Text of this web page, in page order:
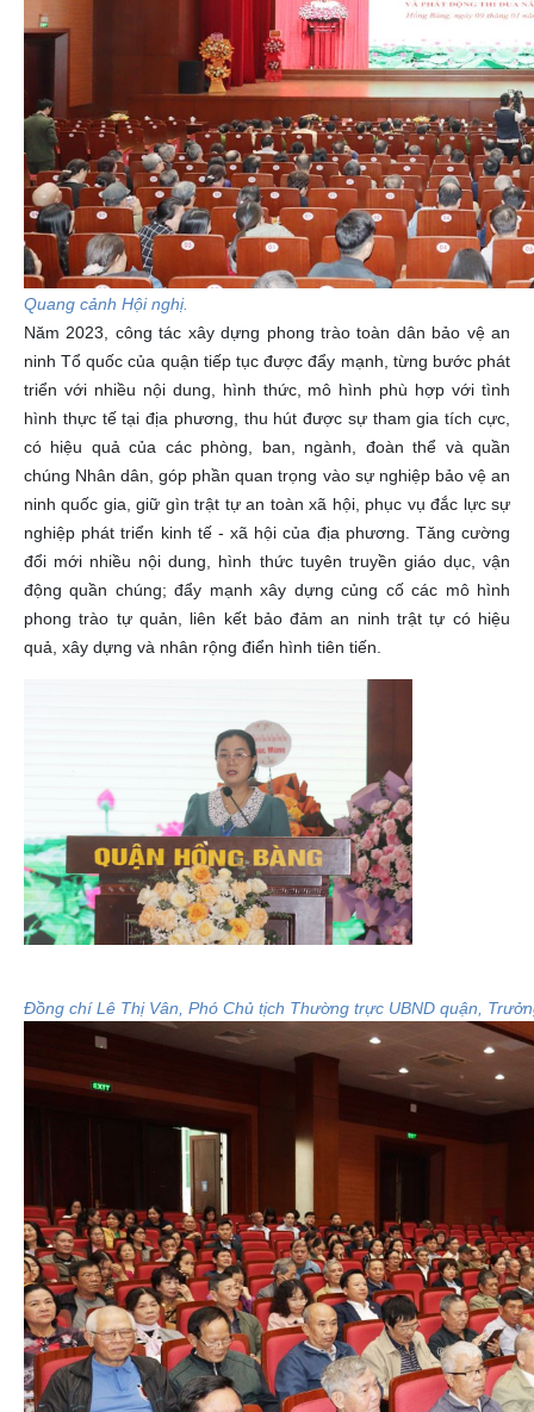
Quang cảnh Hội nghị.
Năm 2023, công tác xây dựng phong trào toàn dân bảo vệ an
ninh Tổ quốc của quận tiếp tục được đẩy mạnh, từng bước phát
triển với nhiều nội dung, hình thức, mô hình phù hợp với tình
hình thực tế tại địa phương, thu hút được sự tham gia tích cực,
có hiệu quả của các phòng, ban, ngành, đoàn thể và quần
chúng Nhân dân, góp phần quan trọng vào sự nghiệp bảo vệ an
ninh quốc gia, giữ gìn trật tự an toàn xã hội, phục vụ đắc lực sự
nghiệp phát triển kinh tế - xã hội của địa phương. Tăng cường
đổi mới nhiều nội dung, hình thức tuyên truyền giáo dục, vận
động quần chúng; đẩy mạnh xây dựng củng cố các mô hình
phong trào tự quản, liên kết bảo đảm an ninh trật tự có hiệu
quả, xây dựng và nhân rộng điển hình tiên tiến.
Đồng chí Lê Thị Vân, Phó Chủ tịch Thường trực UBND quận,